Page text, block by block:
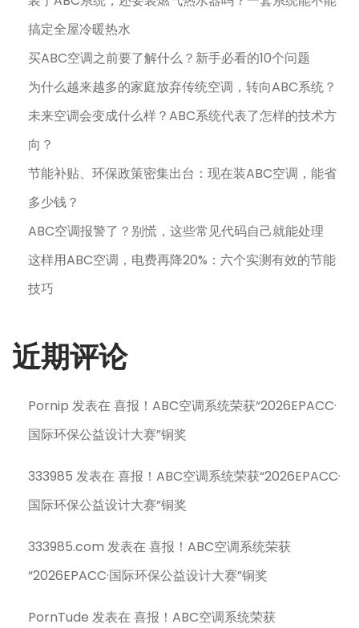
搞定全屋冷暖热水
买ABC空调之前要了解什么？新手必看的10个问题
为什么越来越多的家庭放弃传统空调，转向ABC系统？
未来空调会变成什么样？ABC系统代表了怎样的技术方
向？
节能补贴、环保政策密集出台：现在装ABC空调，能省
多少钱？
ABC空调报警了？别慌，这些常见代码自己就能处理
这样用ABC空调，电费再降20%：六个实测有效的节能
技巧
近期评论
Pornip 发表在喜报！ABC空调系统荣获“2026EPACC·
国际环保公益设计大赛”铜奖
333985 发表在喜报！ABC空调系统荣获“2026EPACC·
国际环保公益设计大赛”铜奖
333985.com 发表在喜报！ABC空调系统荣获
“2026EPACC·国际环保公益设计大赛”铜奖
PornTude 发表在喜报！ABC空调系统荣获